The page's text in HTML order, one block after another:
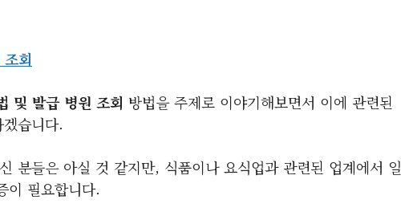
회
및 발급 병원 조회 방법을 주제로 이야기해보면서 이에 관련된
습니다.
분들은 아실 것 같지만, 식품이나 요식업과 관련된 업계에서 일
이 필요합니다.